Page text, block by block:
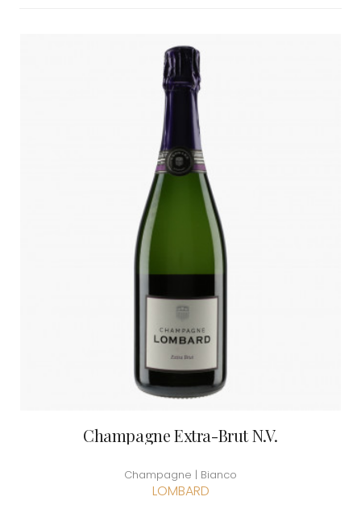
Champagne Extra-Brut N.V.
Champagne | Bianco
LOMBARD